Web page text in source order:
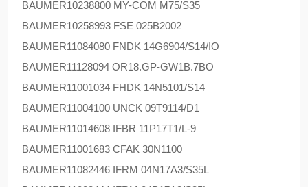
BAUMER10238800 MY-COM M75/S35
BAUMER10258993 FSE 025B2002
BAUMER11084080 FNDK 14G6904/S14/IO
BAUMER11128094 OR18.GP-GW1B.7BO
BAUMER11001034 FHDK 14N5101/S14
BAUMER11004100 UNCK 09T9114/D1
BAUMER11014608 IFBR 11P17T1/L-9
BAUMER11001683 CFAK 30N1100
BAUMER11082446 IFRM 04N17A3/S35L